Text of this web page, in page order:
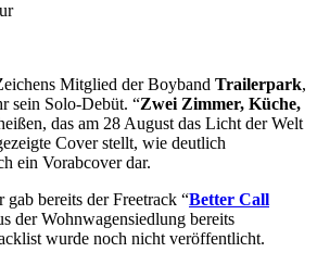
Mitglied der Boyband Trailerpark,
sein Solo-Debüt. “Zwei Zimmer, Küche,
das am 28 August das Licht der Welt
Cover stellt, wie deutlich
ein Vorabcover dar.
bereits der Freetrack “Better Call
der Wohnwagensiedlung bereits
wurde noch nicht veröffentlicht.